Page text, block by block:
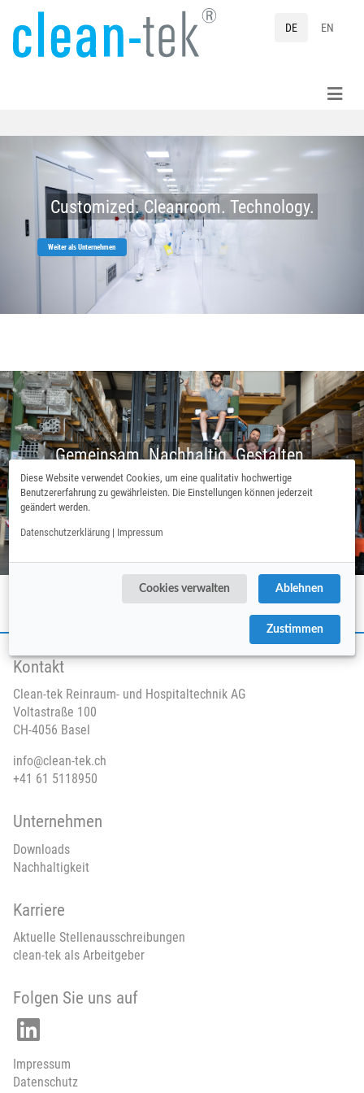
DE EN
Customized. Cleanroom. Technology.
Weiter als Unternehmen
Gemeinsam. Nachhaltig. Gestalten.
Weiter als Bewerber
Kontakt
Clean-tek Reinraum- und Hospitaltechnik AG
Voltastraße 100
CH-4056 Basel
info@clean-tek.ch
+41 61 5118950
Unternehmen
Downloads
Nachhaltigkeit
Karriere
Aktuelle Stellenausschreibungen
clean-tek als Arbeitgeber
Folgen Sie uns auf
Impressum
Datenschutz
Diese Website verwendet Cookies, um eine qualitativ hochwertige
Benutzererfahrung zu gewährleisten. Die Einstellungen können jederzeit
geändert werden.
Datenschutzerklärung | Impressum
Cookies verwalten Ablehnen
Zustimmen